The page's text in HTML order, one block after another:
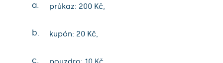
a. průkaz: 200 Kč,
b. kupón: 20 Kč,
c.